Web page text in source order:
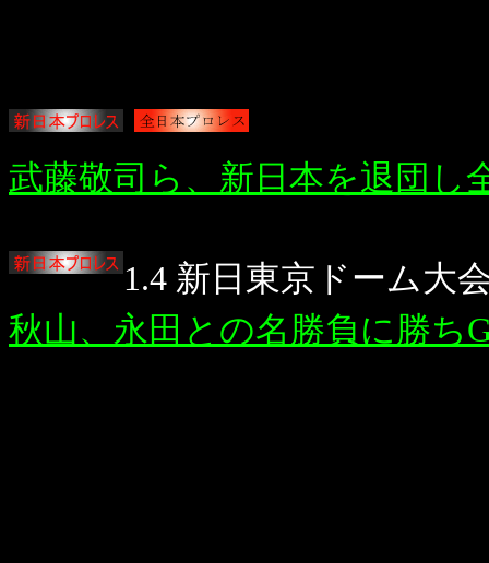
武藤敬司ら、新日本を退団し
1.4 新日東京ドーム大
秋山、永田との名勝負に勝ち